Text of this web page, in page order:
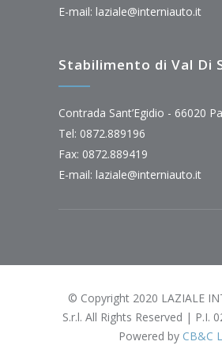
E-mail: laziale@interniauto.it
Stabilimento di Val Di
Contrada Sant’Egidio - 66020
Tel: 0872.889196
Fax: 0872.889419
E-mail: laziale@interniauto.it
© Copyright 2020 LAZIALE
S.r.l. All Rights Reserved | P.I.
Powered by CB&C